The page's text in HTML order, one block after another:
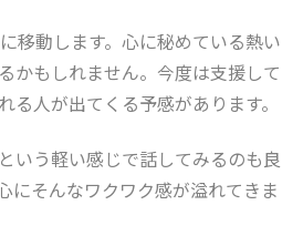
移動します。 心に秘めている熱い
かもしれません。今度は支援して
る人が出てくる予感があります。
いう軽い感じで話してみるのも良
にそんなワクワク感が溢れてきま